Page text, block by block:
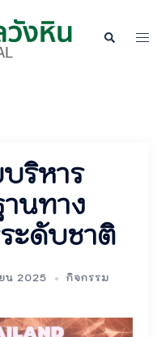
Search
ริหาร
นทาง
ะดับชาติ
น 2025 กิจกรรม